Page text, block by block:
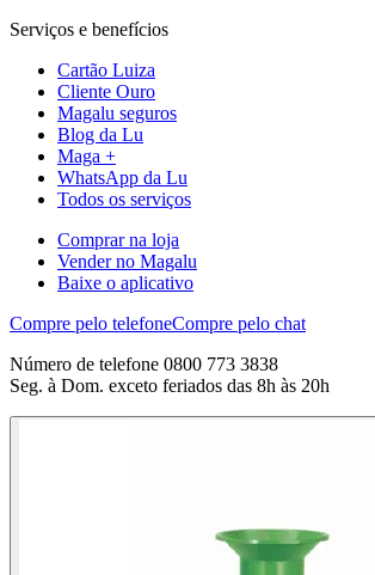
Serviços e benefícios
Cartão Luiza
Cliente Ouro
Magalu seguros
Blog da Lu
Maga +
WhatsApp da Lu
Todos os serviços
Comprar na loja
Vender no Magalu
Baixe o aplicativo
Compre pelo telefoneCompre pelo chat
Número de telefone 0800 773 3838
Seg. à Dom. exceto feriados das 8h às 20h